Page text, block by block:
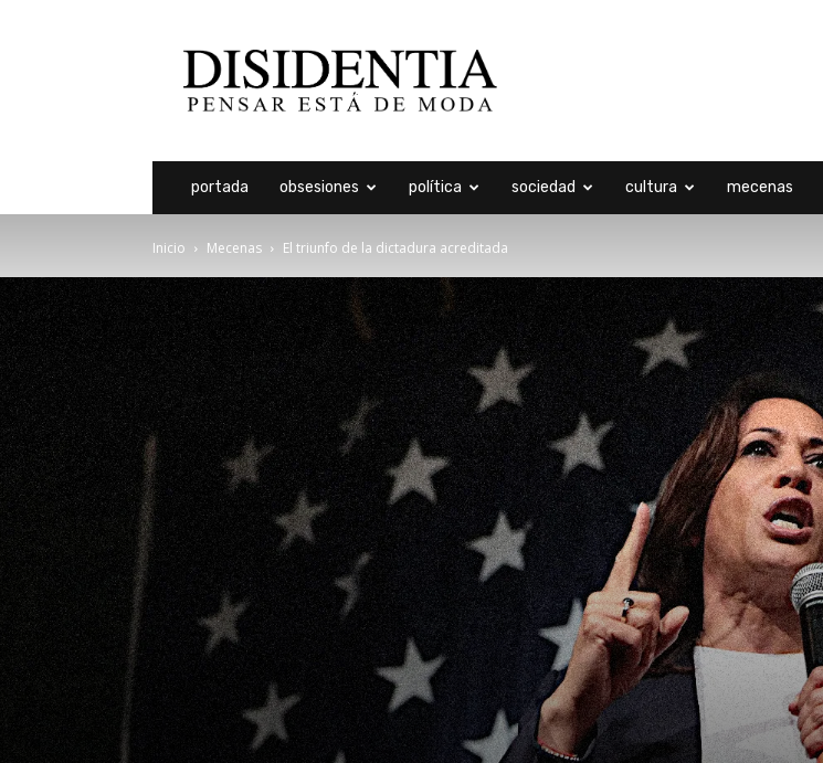
portada obsesiones política sociedad cultura mecenas
Inicio Mecenas El triunfo de la dictadura acreditada